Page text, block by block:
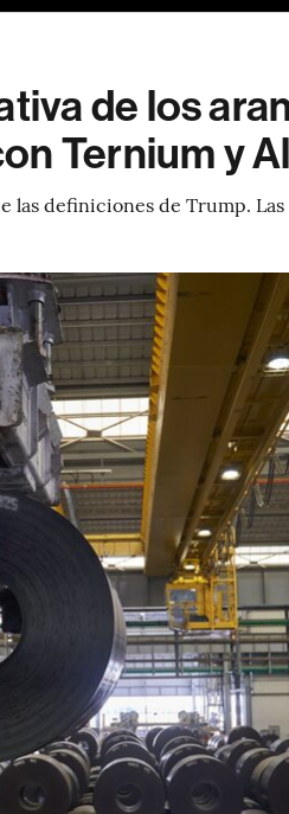
de los
Ternium y
las definiciones de Trump.